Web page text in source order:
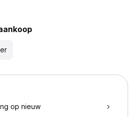
op nieuw